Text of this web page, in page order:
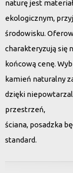
naturę jest
ekologicznym,
środowisku.
charakteryzują się
końcową cenę.
kamień naturalny
dzięki
przestrzeń,
ściana, posadzka
standard.